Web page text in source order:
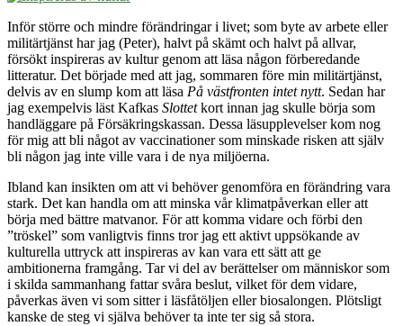
Inför större och mindre förändringar i livet; som byte av arbete eller
militärtjänst har jag (Peter), halvt på skämt och halvt på allvar,
försökt inspireras av kultur genom att läsa någon förberedande
litteratur. Det började med att jag, sommaren före min militärtjänst,
delvis av en slump kom att läsa På västfronten intet nytt. Sedan har
jag exempelvis läst Kafkas Slottetkort innan jag skulle börja som
handläggare på Försäkringskassan. Dessa läsupplevelser kom nog
för mig att bli något av vaccinationer som minskade risken att själv
bli någon jag inte ville vara i de nya miljöerna.
Ibland kan insikten om att vi behöver genomföra en förändring vara
stark. Det kan handla om att minska vår klimatpåverkan eller att
börja med bättre matvanor. För att komma vidare och förbi den
”tröskel” som vanligtvis finns tror jag ett aktivt uppsökande av
kulturella uttryck att inspireras av kan vara ett sätt att ge
ambitionerna framgång. Tar vi del av berättelser om människor som
i skilda sammanhang fattar svåra beslut, vilket för dem vidare,
påverkas även vi som sitter i läsfåtöljen eller biosalongen. Plötsligt
kanske de steg vi själva behöver ta inte ter sig så stora.